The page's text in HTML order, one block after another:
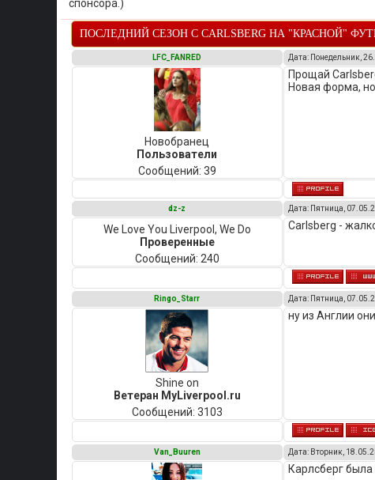
спонсора.)
ПОСЛЕДНИЙ СЕЗОН С CARLSBERG НА "КРАСНОЙ"
LFC_FANRED Дата: Понедельник,
Новобранец
Пользователи
Сообщений: 39
Прощай
Новая форма,
dz-z Дата: Пятница,
We Love You Liverpool, We Do
Проверенные
Сообщений: 240
Carlsberg -
Ringo_Starr Дата: Пятница,
Shine on
Ветеран MyLiverpool.ru
Сообщений: 3103
ну из Англии
Van_Buuren Дата: Вторник,
Карлсберг была